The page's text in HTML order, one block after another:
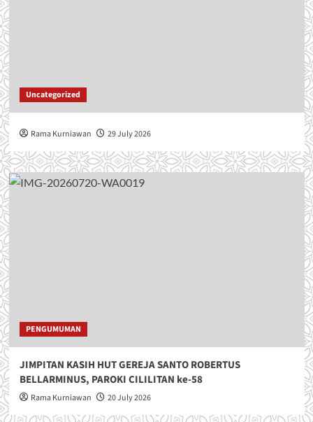
Uncategorized
Rama Kurniawan 29 July 2026
PENGUMUMAN
JIMPITAN KASIH HUT GEREJA SANTO ROBERTUS
BELLARMINUS, PAROKI CILILITAN ke-58
Rama Kurniawan 20 July 2026